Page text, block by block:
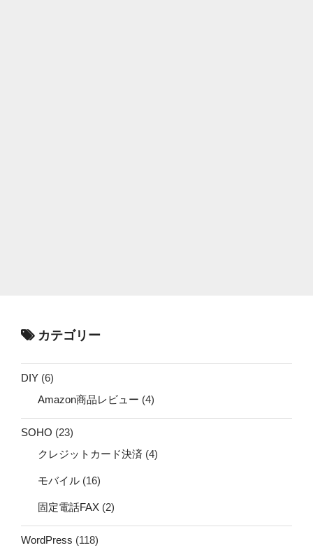
カテゴリー
DIY (6)
Amazon商品レビュー (4)
SOHO (23)
クレジットカード決済 (4)
モバイル (16)
固定電話FAX (2)
WordPress (118)